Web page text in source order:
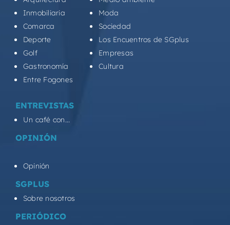
Inmobiliaria
Comarca
Deporte
Golf
Gastronomía
Entre Fogones
Moda
Sociedad
Los Encuentros de SGplus
Empresas
Cultura
ENTREVISTAS
Un café con...
OPINIÓN
Opinión
SGPLUS
Sobre nosotros
PERIÓDICO